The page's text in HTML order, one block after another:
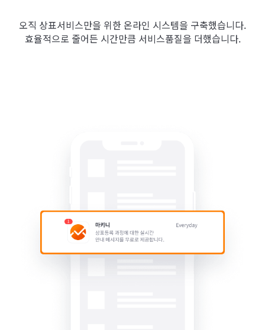
오직 상표서비스만을 위한 온라인 시스템을 구축했습니다.
효율적으로 줄어든 시간만큼 서비스품질을 더했습니다.